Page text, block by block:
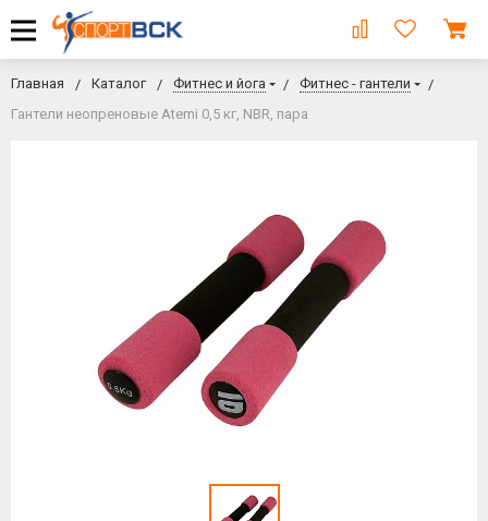
Главная Каталог Фитнес и йога
Фитнес - гантели
Гантели неопреновые Atemi 0,5 кг, NBR, пара